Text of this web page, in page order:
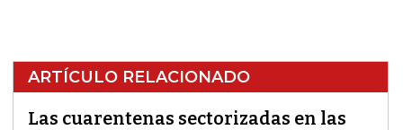
ARTÍCULO RELACIONADO
Las cuarentenas sectorizadas en las